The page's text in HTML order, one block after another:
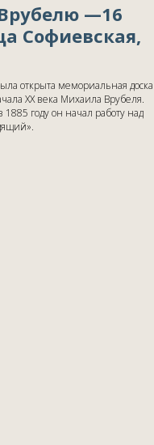
—16
Софиевская,
открыта мемориальная доска
ХХ века Михаила Врубеля.
году он начал работу над